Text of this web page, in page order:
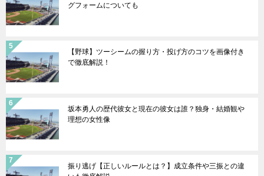
グフォームについても
【野球】ツーシームの握り方・投げ方のコツを画像付き
で徹底解説！
坂本勇人の歴代彼女と現在の彼女は誰？独身・結婚観や
理想の女性像
振り逃げ【正しいルールとは？】成立条件や三振との違